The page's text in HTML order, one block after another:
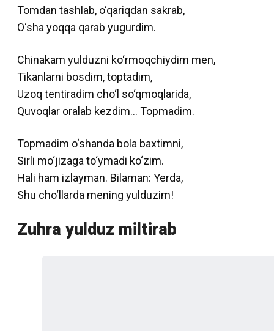
Tomdan tashlab, o‘qariqdan sakrab,
O‘sha yoqqa qarab yugurdim.
Chinakam yulduzni ko‘rmoqchiydim men,
Tikanlarni bosdim, toptadim,
Uzoq tentiradim cho‘l so‘qmoqlarida,
Quvoqlar oralab kezdim… Topmadim.
Topmadim o‘shanda bola baxtimni,
Sirli mo‘jizaga to‘ymadi ko‘zim.
Hali ham izlayman. Bilaman: Yerda,
Shu cho‘llarda mening yulduzim!
Zuhra yulduz miltirab